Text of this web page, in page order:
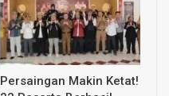
Persaingan Makin Ketat!